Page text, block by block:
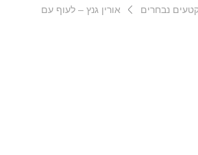
נבחרים
אורין גנץ – לעוף עם